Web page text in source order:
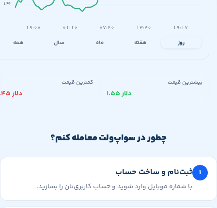
۱.۴۶
قیمت کمترین قیمت
چطور در سواپ‌ولت معامله کنم؟
ثبت‌نام و ساخت حساب
با شماره موبایل وارد شوید و حساب کاربری‌تان را بسازید.